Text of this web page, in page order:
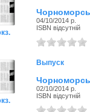
04/10/2014 р.
ISBN відсутній
Выпуск
02/10/2014 р.
ISBN відсутній